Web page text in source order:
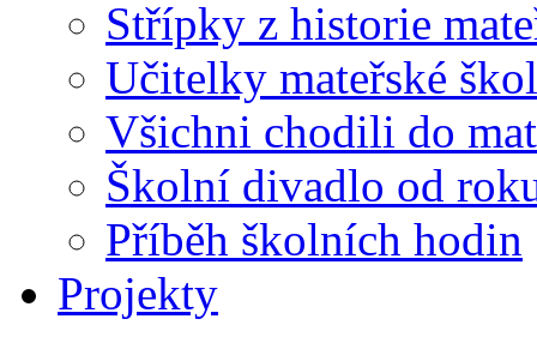
Střípky z historie
Učitelky mateřské
Všichni chodili do
Školní divadlo od
Příběh školních hodin
Projekty